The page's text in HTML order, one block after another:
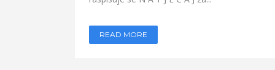
READ MORE